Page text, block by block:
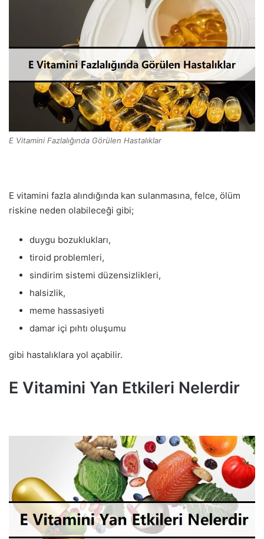
E Vitamini Fazlalığında Görülen Hastalıklar
E vitamini fazla alındığında kan sulanmasına, felce, ölüm
riskine neden olabileceği gibi;
duygu bozuklukları,
tiroid problemleri,
sindirim sistemi düzensizlikleri,
halsizlik,
meme hassasiyeti
damar içi pıhtı oluşumu
gibi hastalıklara yol açabilir.
E Vitamini Yan Etkileri Nelerdir